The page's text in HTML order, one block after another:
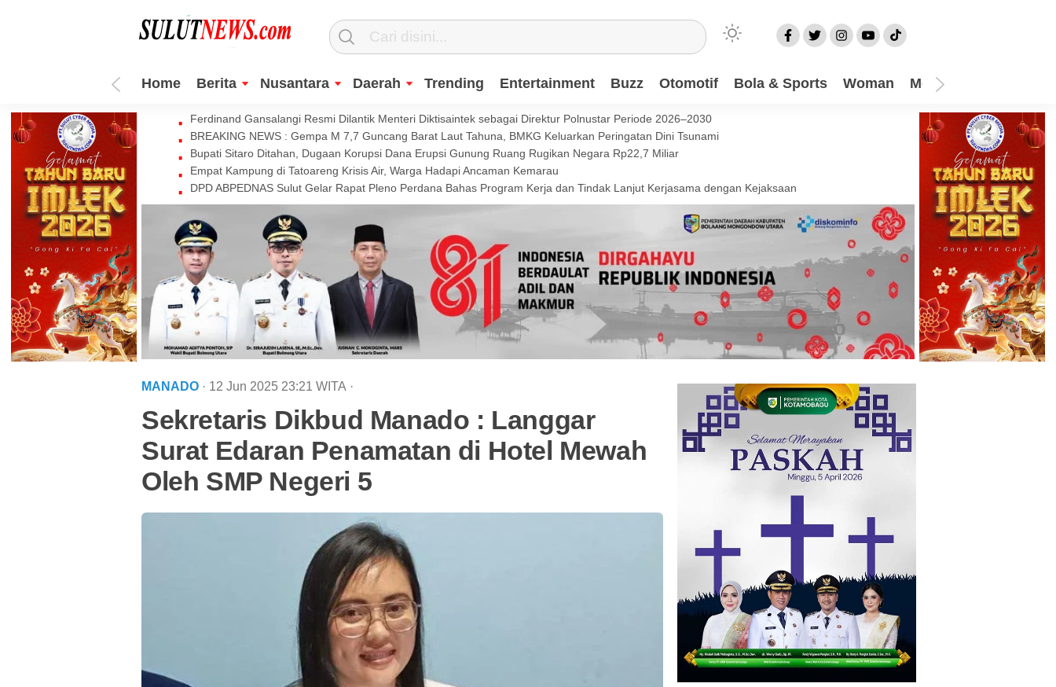
Home Berita Nusantara Daerah Trending Entertainment Buzz Otomotif Bola & Sports Woman Mom
Ferdinand Gansalangi Resmi Dilantik Menteri Diktisaintek sebagai Direktur Polnustar Periode 2026–2030
BREAKING NEWS : Gempa M 7,7 Guncang Barat Laut Tahuna, BMKG Keluarkan Peringatan Dini Tsunami
Bupati Sitaro Ditahan, Dugaan Korupsi Dana Erupsi Gunung Ruang Rugikan Negara Rp22,7 Miliar
Empat Kampung di Tatoareng Krisis Air, Warga Hadapi Ancaman Kemarau
DPD ABPEDNAS Sulut Gelar Rapat Pleno Perdana Bahas Program Kerja dan Tindak Lanjut Kerjasama dengan Kejaksaan
MANADO · 12 Jun 2025 23:21 WITA ·
Sekretaris Dikbud Manado : Langgar
Surat Edaran Penamatan di Hotel Mewah
Oleh SMP Negeri 5